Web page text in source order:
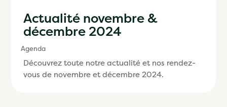
Actualité novembre &
décembre 2024
Agenda
Découvrez toute notre actualité et nos rendez-
vous de novembre et décembre 2024.